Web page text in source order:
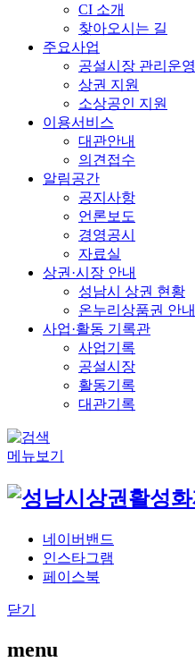
CI 소개
찾아오시는 길
주요사업
공설시장 관리운영
상권 지원
소상공인 지원
이용서비스
대관안내
의견접수
알림공간
공지사항
언론보도
경영공시
자료실
상권·시장 안내
성남시 상권 현황
온누리상품권 안내
사업·활동 기록관
사업기록
공설시장
활동기록
대관기록
메뉴보기
네이버밴드
인스타그램
페이스북
닫기
menu